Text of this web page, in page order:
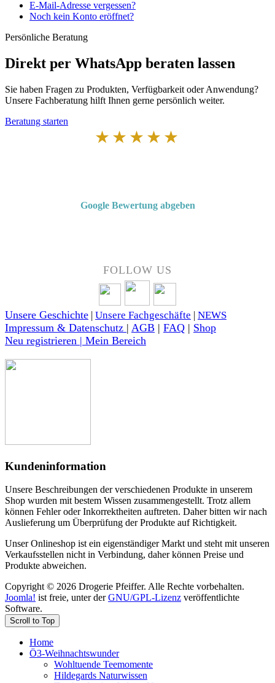
E-Mail-Adresse vergessen?
Noch kein Konto eröffnet?
Persönliche Beratung
Direkt per WhatsApp beraten lassen
Sie haben Fragen zu Produkten, Verfügbarkeit oder Anwendung?
Unsere Fachberatung hilft Ihnen gerne persönlich weiter.
Beratung starten
★★★★★
Google Bewertung abgeben
FOLLOW US
Unsere Geschichte Unsere Fachgeschäfte NEWS
Impressum & Datenschutz | AGB | FAQ | Shop
Neu registrieren | Mein Bereich
Kundeninformation
Unsere Beschreibungen der verschiedenen Produkte in unserem
Shop wurden mit bestem Wissen zusammengestellt. Trotz allem
können Fehler oder Inkorrektheiten auftreten. Daher bitten wir nach
Auslieferung um Überprüfung der Produkte auf Richtigkeit.
Unser Onlineshop ist ein eigenständiger Markt und steht mit unseren
Verkaufsstellen nicht in Verbindung, daher können Preise und
Produkte abweichen.
Copyright © 2026 Drogerie Pfeiffer. Alle Rechte vorbehalten.
Joomla! ist freie, unter derGNU/GPL-Lizenz veröffentlichte
Software.
Scroll to Top
Home
Ö3-Weihnachtswunder
Wohltuende Teemomente
Hildegards Naturwissen